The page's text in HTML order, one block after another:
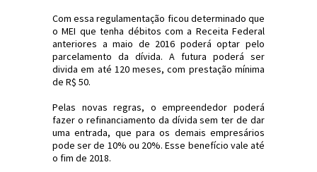
Com essa regulamentação ficou determinado que
o MEI que tenha débitos com a Receita Federal
anteriores a maio de 2016 poderá optar pelo
parcelamento da dívida. A futura poderá ser
divida em até 120 meses, com prestação mínima
de R$ 50.
Pelas novas regras, o empreendedor poderá
fazer o refinanciamento da dívida sem ter de dar
uma entrada, que para os demais empresários
pode ser de 10% ou 20%. Esse benefício vale até
o fim de 2018.